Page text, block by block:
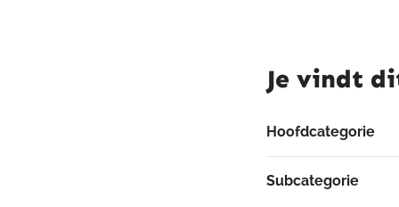
Je vindt
Hoofdcategorie
Subcategorie